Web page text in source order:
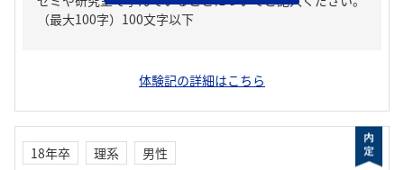
（最大100字）100文字以下
体験記の詳細はこちら
18年卒 理系
男性